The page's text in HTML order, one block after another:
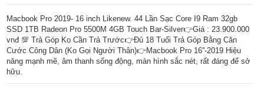
Macbook Pro 2019- 16 inch Likenew. 44 Lần Sạc Core I9 Ram 32gb
SSD 1TB Radeon Pro 5500M 4GB Touch Bar-Silver👉Giá : 23.900.000
vnđ 💯 Trả Góp Ko Cần Trả Trước👉Đủ 18 Tuổi Trả Góp Bằng Căn
Cước Công Dân (Ko Gọi Người Thân)👉Macbook Pro 16''-2019 Hiệu
năng mạnh mẽ, âm thanh sống động, màn hình sắc nét, rất đáng để sở
hữu.